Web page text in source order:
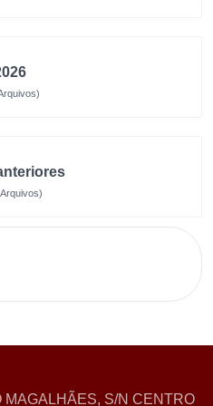
MAGALHÃES, S/N CENTRO